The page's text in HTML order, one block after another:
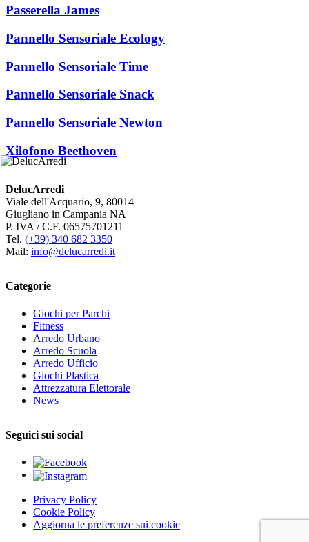
Passerella James
Pannello Sensoriale Ecology
Pannello Sensoriale Time
Pannello Sensoriale Snack
Pannello Sensoriale Newton
Xilofono Beethoven
DelucArredi
Viale dell'Acquario, 9, 80014
Giugliano in Campania NA
P. IVA / C.F. 06575701211
Tel. (+39) 340 682 3350
Mail: info@delucarredi.it
Categorie
Giochi per Parchi
Fitness
Arredo Urbano
Arredo Scuola
Arredo Ufficio
Giochi Plastica
Attrezzatura Elettorale
News
Seguici sui social
Privacy Policy
Cookie Policy
Aggiorna le preferenze sui cookie